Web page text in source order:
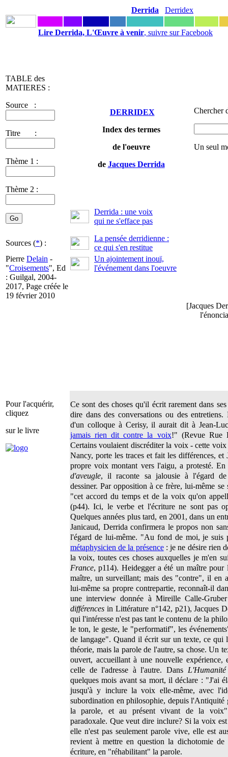
Derrida Derridex
Lire Derrida, L'Œuvre à venir, suivre sur Facebook
TABLE des
MATIERES :
Source :
Titre :
Thème 1 :
Thème 2 :
DERRIDEX
Index des termes
de l'oeuvre
de Jacques Derrida
Chercher
Un seul
Derrida : une voix
qui ne s'efface pas
Sources (*) :
La pensée derridienne :
ce qui s'en restitue
Pierre Delain -
"Croisements", Ed
: Guilgal, 2004-
2017, Page créée le
19 février 2010
Un ajointement inouï,
l'événement dans l'oeuvre
[Jacques
Pour l'acquérir,
cliquez
sur le livre
Ce sont des choses qu'il écrit rarement dans
dire dans des conversations ou des
d'un colloque à Cerisy, il aurait dit à Jean-
jamais rien dit contre la voix!" (Revue Rue
Certains voulaient discréditer la voix - cette
Nancy, porte les traces et fait les différences, et
propre voix montant vers l'aigu, a protesté.
d'aveugle, il raconte sa jalousie à l'égard
dessiner. Par opposition à ce frère, lui-même se
"cet accord du temps et de la voix qu'on
(p44). Ici, le verbe et l'écriture ne sont pas
Quelques années plus tard, en 2001, dans un
Janicaud, Derrida confirmera le propos non
l'égard de lui-même. "Au fond de moi, je suis
métaphysicien de la présence: je ne désire rien
la voix, toutes ces choses auxquelles je m'en
France, p114). Heidegger a été un maître
maître, un surveillant; mais des "contre", il en
lui-même sa propre contrepartie, reconnaît-il
une interview donnée à Mireille Calle-
différences in Littérature n°142, p21), Jacques
qui l'intéresse n'est pas tant le contenu de la
le ton, le geste, le "performatif", les
de langage". Quand il écrit sur un texte, ce qui
théorie, mais la parole de l'autre, sa chose. Un
ouvert, accueillant à une nouvelle expérience,
celle de l'adresse à l'autre. Dans L'Humanité
quelques mois avant sa mort, il déclare : "J'ai
jusqu'à y inclure la voix elle-même, avec
subordination en philosophie, depuis l'Antiquité
la parole, et au présent vivant de la
paradoxale. Que veut dire inclure? Si la voix
elle n'est pas seulement parole vive, elle est
revient à mettre en question la dichotomie de
écriture, en "réhabilitant" la parole.